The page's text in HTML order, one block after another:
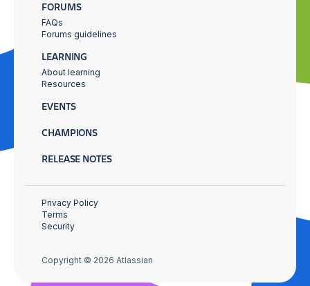
FORUMS
FAQs
Forums guidelines
LEARNING
About learning
Resources
EVENTS
CHAMPIONS
RELEASE NOTES
Copyright © 2026 Atlassian
Privacy Policy
Terms
Security